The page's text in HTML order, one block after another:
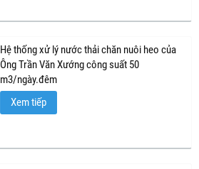
Hệ thống xử lý nước thải chăn nuôi heo của
Ông Trần Văn Xướng công suất 50
m3/ngày.đêm
Xem tiếp